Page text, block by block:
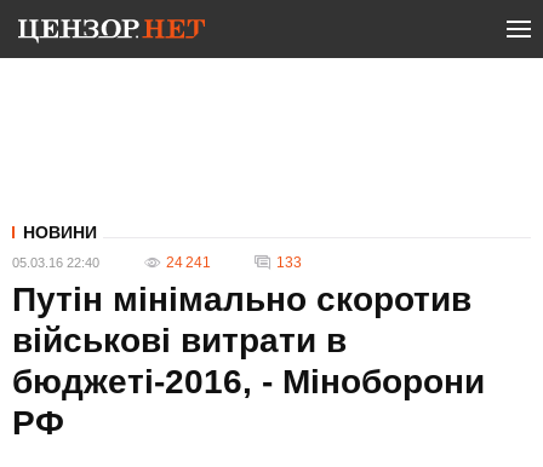
НОВИНИ
05.03.16 22:40 24 241 133
Путін мінімально скоротив
військові витрати в
бюджеті-2016, - Міноборони
РФ